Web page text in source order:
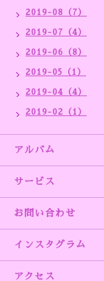
2019-08（7）
2019-07（4）
2019-06（8）
2019-05（1）
2019-04（4）
2019-02（1）
アルバム
サービス
お問い合わせ
インスタグラム
アクセス